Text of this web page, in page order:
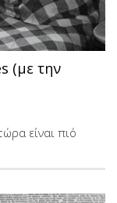
(με την
είναι πιό